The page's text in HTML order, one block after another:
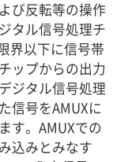
び反転等の操作
タル信号処理チ
界以下に信号帯
ップからの出力
ジタル信号処理
信号をAMUXに
す。AMUXでの
込みとみなす